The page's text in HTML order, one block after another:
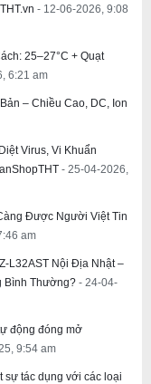
- 12-06-2026, 9:08
25–27°C + Quạt
6:21 am
– Chiều Cao, DC, Ion
Virus, Vi Khuẩn
- 25-04-2026,
Được Người Việt Tin
am
L32AST Nội Địa Nhật –
Bình Thường? - 24-04-
động đóng mở
9:54 am
sự tác dụng với các loại